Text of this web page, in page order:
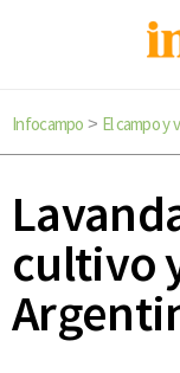
Infocampo > El campo y
cultivo